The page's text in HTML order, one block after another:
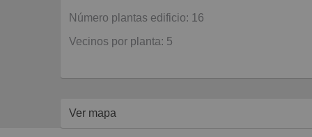
Número plantas edificio: 16
Vecinos por planta: 5
Ver mapa